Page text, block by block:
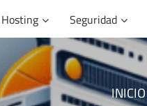
Hosting Seguridad
INICIO